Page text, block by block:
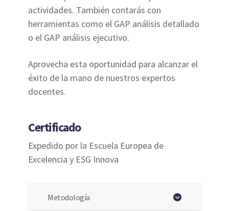
actividades. También contarás con
herramientas como el GAP análisis detallado
o el GAP análisis ejecutivo.
Aprovecha esta oportunidad para alcanzar el
éxito de la mano de nuestros expertos
docentes.
Certificado
Expedido por la Escuela Europea de
Excelencia y ESG Innova
Metodología